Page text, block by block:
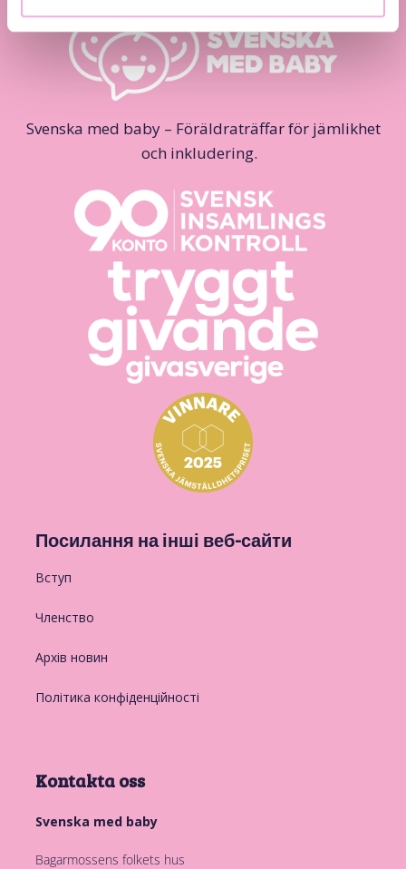
Svenska med baby – Föräldraträffar för jämlikhet
och inkludering.
Посилання на інші веб-сайти
Вступ
Членство
Архів новин
Політика конфіденційності
Kontakta oss
Svenska med baby
Bagarmossens folkets hus